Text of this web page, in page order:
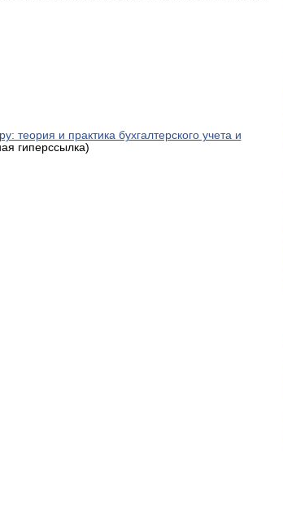
теория и практика бухгалтерского учета и
гиперссылка)